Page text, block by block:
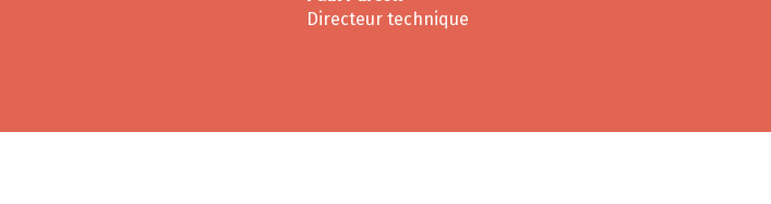
Directeur technique